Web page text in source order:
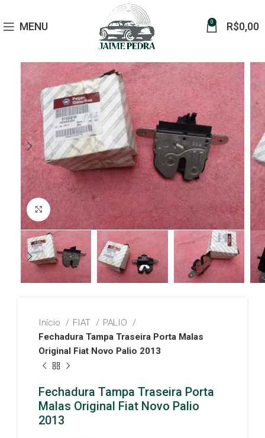
MENU 0 R$0,00
Click to enlarge
Início FIAT
PALIO
Fechadura Tampa Traseira Porta Malas
Original Fiat Novo Palio 2013
Fechadura Tampa Traseira Porta
Malas Original Fiat Novo Palio
2013